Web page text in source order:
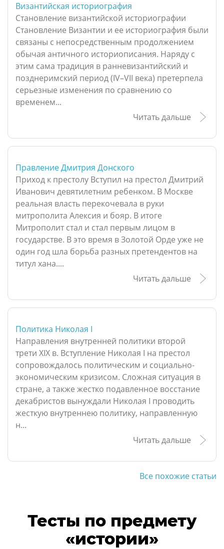
Византийская историография
Становление византийской историографии
Становление Византии и ее историография были
связаны с непосредственным продолжением
обычая античного историописания. Наряду с
этим сама традиция в ранневизантийский и
позднеримский период (IV–VII века) претерпела
серьезные изменения по сравнению со
временем...
Читать дальше
Правление Дмитрия Донского
Приход к престолу Вступил на престол Дмитрий
Иванович девятилетним ребенком. В Москве
реальная власть перекочевала в руки
митрополита Алексия и бояр. В итоге
Митрополит стал и стал первым лицом в
государстве. В это время в Золотой Орде уже не
один год шла борьба разных претендентов на
титул хана....
Читать дальше
Политика Николая I
Направления внутренней политики второй
трети XIX в. Вступление Николая I на престол
сопровождалось политическим и социально-
экономическим кризисом. Сложная ситуация в
стране, а также жестко подавленное восстание
декабристов вынуждали Николая I проводить
жесткую внутреннею политику, направленную
н...
Читать дальше
Все похожие статьи
Тесты по предмету
«истории»